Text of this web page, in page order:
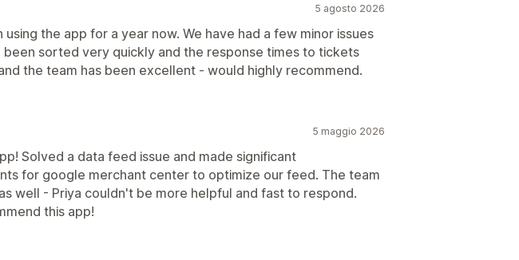
5 agosto 2026
using the app for a year now. We have had a few minor issues
been sorted very quickly and the response times to tickets
the team has been excellent - would highly recommend.
5 maggio 2026
Solved a data feed issue and made significant
for google merchant center to optimize our feed. The team
well - Priya couldn't be more helpful and fast to respond.
this app!